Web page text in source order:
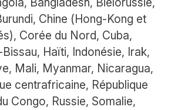
Chine (Hong-Kong et
Corée du Nord, Cuba,
Bissau, Haïti, Indonésie, Irak,
Mali, Myanmar, Nicaragua,
centrafricaine, République
Congo, Russie, Somalie,